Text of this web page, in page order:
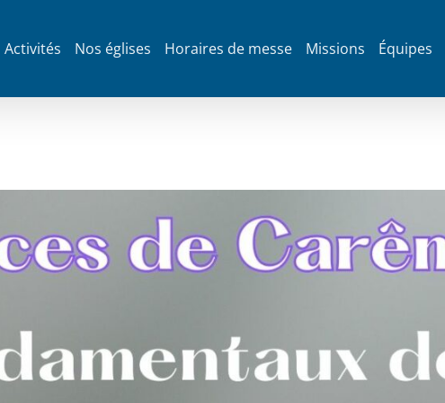
Activités Nos églises Horaires de messe Missions Équipes